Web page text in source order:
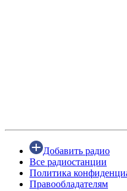
Добавить радио
Все радиостанции
Политика
Правообладателям